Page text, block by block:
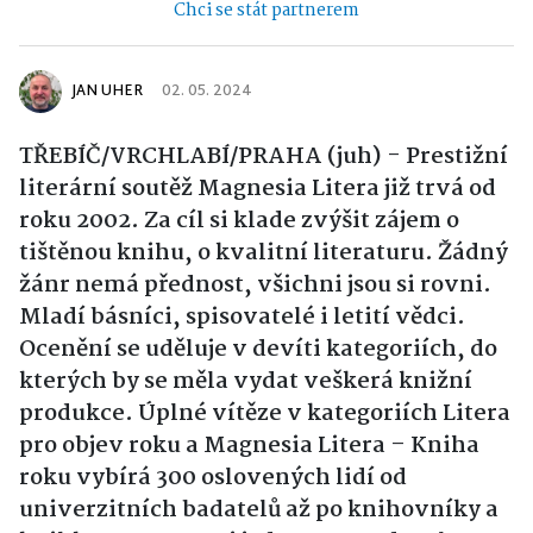
Chci se stát partnerem
JAN UHER 02. 05. 2024
TŘEBÍČ/VRCHLABÍ/PRAHA (juh) - Prestižní
literární soutěž Magnesia Litera již trvá od
roku 2002. Za cíl si klade zvýšit zájem o
tištěnou knihu, o kvalitní literaturu. Žádný
žánr nemá přednost, všichni jsou si rovni.
Mladí básníci, spisovatelé i letití vědci.
Ocenění se uděluje v devíti kategoriích, do
kterých by se měla vydat veškerá knižní
produkce. Úplné vítěze v kategoriích Litera
pro objev roku a Magnesia Litera – Kniha
roku vybírá 300 oslovených lidí od
univerzitních badatelů až po knihovníky a